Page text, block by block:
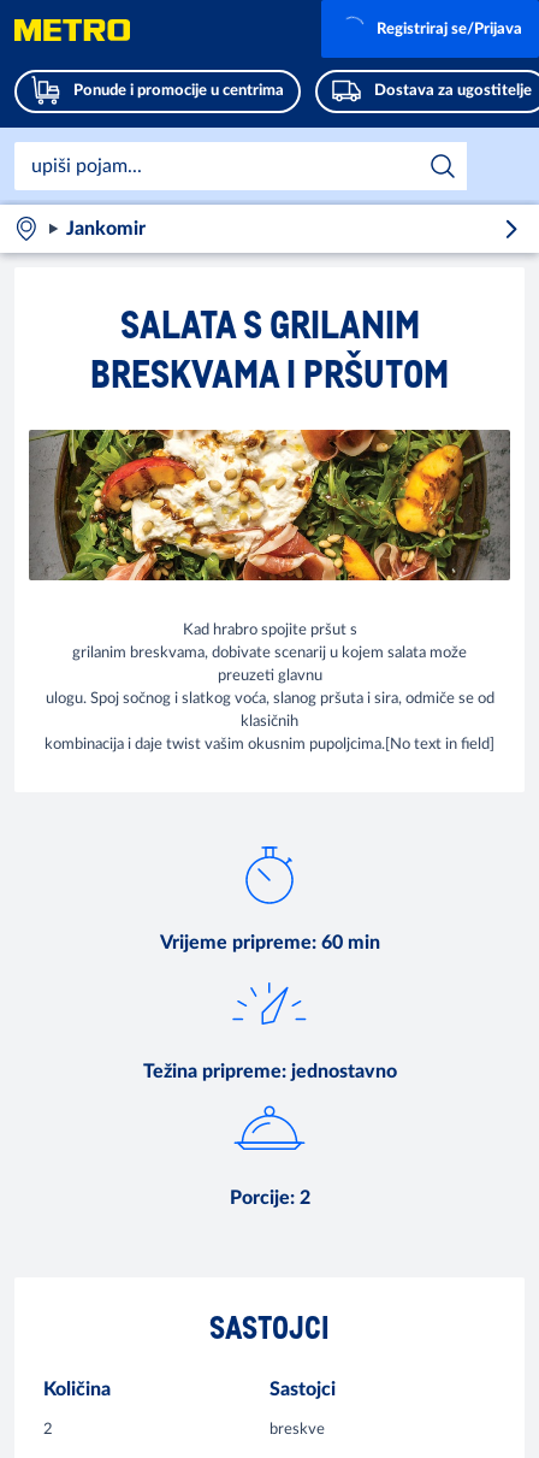
Ponude i promocije u centrima Dostava za ugostitelje
Registriraj se/Prijava
Jankomir
SALATA S GRILANIM
BRESKVAMA I PRŠUTOM
Kad hrabro spojite pršut s
grilanim breskvama, dobivate scenarij u kojem salata može
preuzeti glavnu
ulogu. Spoj sočnog i slatkog voća, slanog pršuta i sira, odmiče se od
klasičnih
kombinacija i daje twist vašim okusnim pupoljcima.[No text in field]
Vrijeme pripreme: 60 min
Težina pripreme: jednostavno
Porcije: 2
SASTOJCI
Količina Sastojci
2 breskve